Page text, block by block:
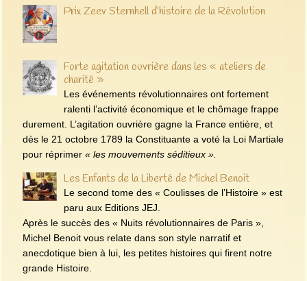
Prix Zeev Sternhell d’histoire de la Révolution
Forte agitation ouvrière dans les « ateliers de
charité »
Les événements révolutionnaires ont fortement
ralenti l’activité économique et le chômage frappe
durement. L’agitation ouvrière gagne la France entière, et
dès le 21 octobre 1789 la Constituante a voté la Loi Martiale
pour réprimer « les mouvements séditieux ».
Les Enfants de la Liberté de Michel Benoit
Le second tome des « Coulisses de l’Histoire » est
paru aux Editions JEJ.
Après le succès des « Nuits révolutionnaires de Paris »,
Michel Benoit vous relate dans son style narratif et
anecdotique bien à lui, les petites histoires qui firent notre
grande Histoire.